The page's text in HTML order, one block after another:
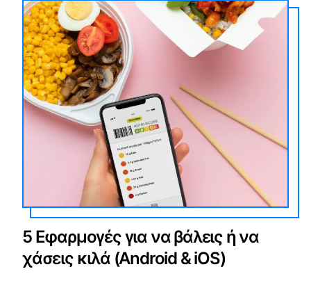
5 Εφαρμογές για να βάλεις ή να
χάσεις κιλά (Android & iOS)